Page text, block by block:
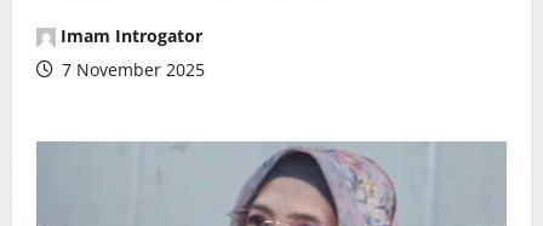
Imam Introgator
7 November 2025